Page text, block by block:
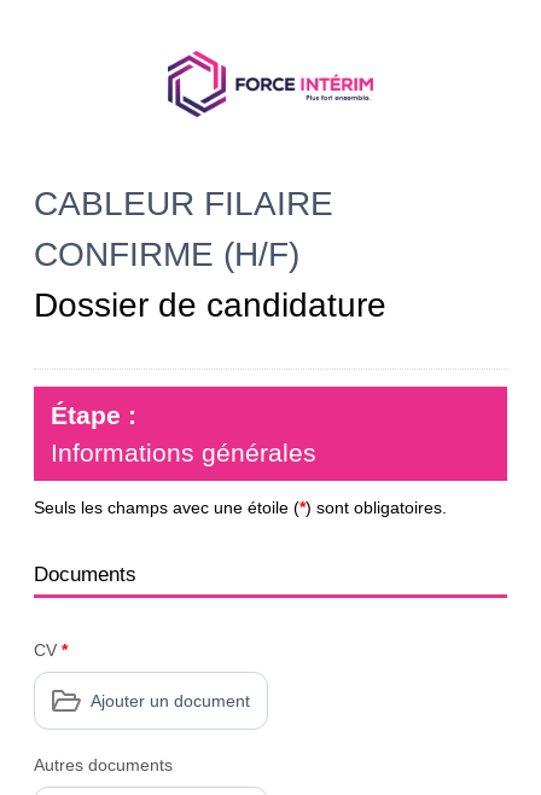
CABLEUR FILAIRE
CONFIRME (H/F)
Dossier de candidature
Étape :
Informations générales
Seuls les champs avec une étoile (*) sont obligatoires.
Documents
CV *
Ajouter un document
Autres documents